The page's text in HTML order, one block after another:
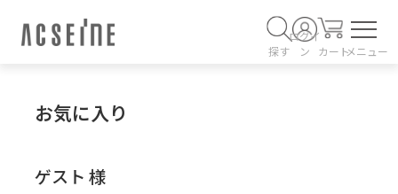
探す
ログイ
ン
カートメニュー
お気に入り
ゲスト 様